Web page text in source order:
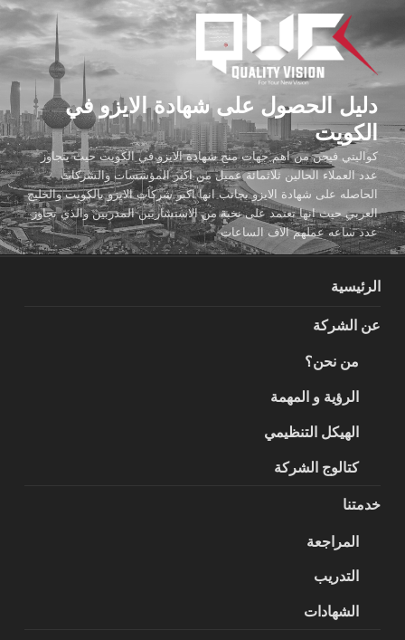
المحتوى
دليل الحصول على شهادة الايزو في
الكويت
كواليتي فيجن من اهم جهات منح شهادة الايزو في الكويت حيث يتجاوز
عدد العملاء الحالين ثلاثمائة عميل من اكبر المؤسسات والشركات
الحاصله على شهادة الايزو بجانب انها اكبر شركات الايزو بالكويت والخليج
العربي حيث انها تعتمد على نخبة من الاستشاريين المدربين والذي تجاوز
عدد ساعه عملهم الاف الساعات
الرئيسية
عن الشركة
من نحن؟
الرؤية و المهمة
الهيكل التنظيمي
كتالوج الشركة
خدمتنا
المراجعة
التدريب
الشهادات